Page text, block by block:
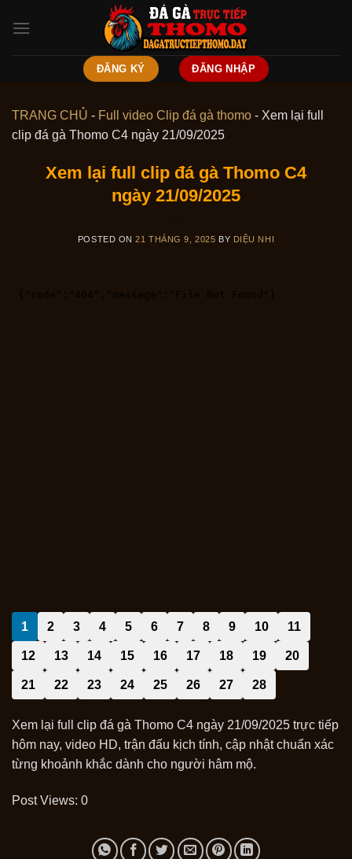
ĐĂNG KÝ ĐĂNG NHẬP
TRANG CHỦ - Full video Clip đá gà thomo - Xem lại full
clip đá gà Thomo C4 ngày 21/09/2025
Xem lại full clip đá gà Thomo C4
ngày 21/09/2025
POSTED ON21 THÁNG 9, 2025 BY DIỆU NHI
1 2 3 4 5 6 7 8 9 10 11
12 13 14 15 16 17 18 19 20
21 22 23 24 25 26 27 28
Xem lại full clip đá gà Thomo C4 ngày 21/09/2025 trực tiếp
hôm nay, video HD, trận đấu kịch tính, cập nhật chuẩn xác
từng khoảnh khắc dành cho người hâm mộ.
Post Views: 0